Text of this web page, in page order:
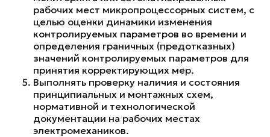
рабочих мест микропроцессорных систем, с
целью оценки динамики изменения
контролируемых параметров во времени и
определения граничных (предотказных)
значений контролируемых параметров для
принятия корректирующих мер.
Выполнять проверку наличия и состояния
принципиальных и монтажных схем,
нормативной и технологической
документации на рабочих местах
электромехаников.